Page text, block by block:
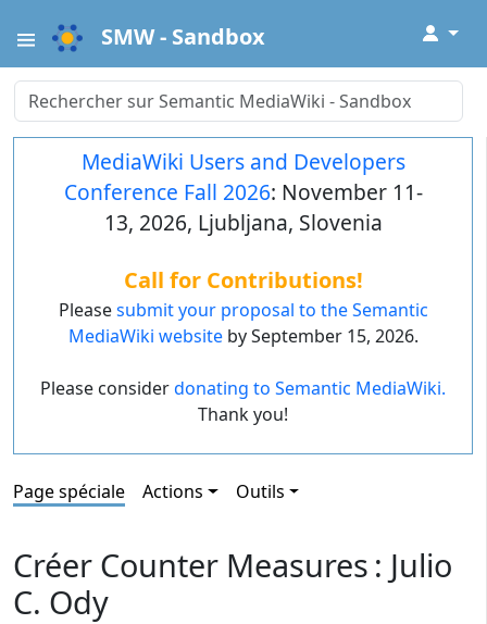
SMW - Sandbox ↓
MediaWiki Users and Developers
Conference Fall 2026: November 11-
13, 2026, Ljubljana, Slovenia
Call for Contributions!
Pleasesubmit your proposal to the Semantic
MediaWiki websiteby September 15, 2026.
Please considerdonating to Semantic MediaWiki.
Thank you!
Page spéciale Actions Outils
Créer Counter Measures : Julio
C. Ody